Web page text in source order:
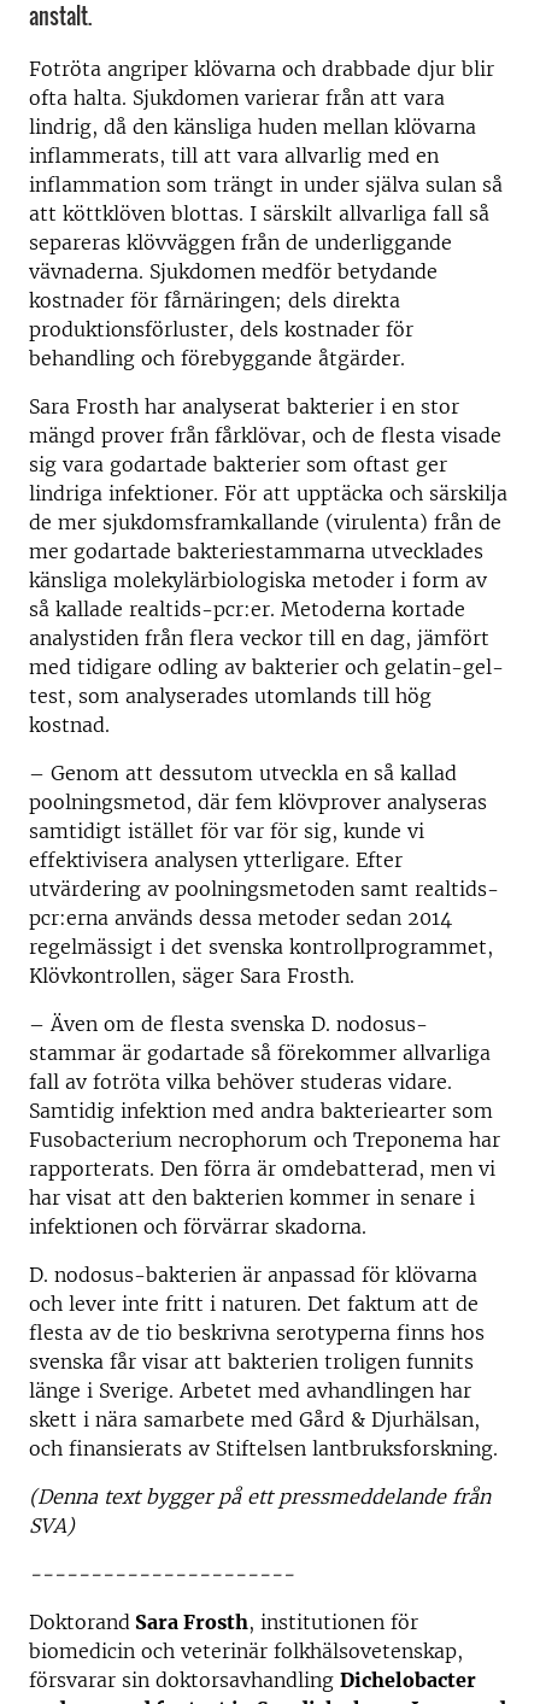
anstalt.
Fotröta angriper klövarna och drabbade djur blir
ofta halta. Sjukdomen varierar från att vara
lindrig, då den känsliga huden mellan klövarna
inflammerats, till att vara allvarlig med en
inflammation som trängt in under själva sulan så
att köttklöven blottas. I särskilt allvarliga fall så
separeras klövväggen från de underliggande
vävnaderna. Sjukdomen medför betydande
kostnader för fårnäringen; dels direkta
produktionsförluster, dels kostnader för
behandling och förebyggande åtgärder.
Sara Frosth har analyserat bakterier i en stor
mängd prover från fårklövar, och de flesta visade
sig vara godartade bakterier som oftast ger
lindriga infektioner. För att upptäcka och särskilja
de mer sjukdomsframkallande (virulenta) från de
mer godartade bakteriestammarna utvecklades
känsliga molekylärbiologiska metoder i form av
så kallade realtids-pcr:er. Metoderna kortade
analystiden från flera veckor till en dag, jämfört
med tidigare odling av bakterier och gelatin-gel-
test, som analyserades utomlands till hög
kostnad.
– Genom att dessutom utveckla en så kallad
poolningsmetod, där fem klövprover analyseras
samtidigt istället för var för sig, kunde vi
effektivisera analysen ytterligare. Efter
utvärdering av poolningsmetoden samt realtids-
pcr:erna används dessa metoder sedan 2014
regelmässigt i det svenska kontrollprogrammet,
Klövkontrollen, säger Sara Frosth.
– Även om de flesta svenska D. nodosus-
stammar är godartade så förekommer allvarliga
fall av fotröta vilka behöver studeras vidare.
Samtidig infektion med andra bakteriearter som
Fusobacterium necrophorum och Treponema har
rapporterats. Den förra är omdebatterad, men vi
har visat att den bakterien kommer in senare i
infektionen och förvärrar skadorna.
D. nodosus-bakterien är anpassad för klövarna
och lever inte fritt i naturen. Det faktum att de
flesta av de tio beskrivna serotyperna finns hos
svenska får visar att bakterien troligen funnits
länge i Sverige. Arbetet med avhandlingen har
skett i nära samarbete med Gård & Djurhälsan,
och finansierats av Stiftelsen lantbruksforskning.
(Denna text bygger på ett pressmeddelande från
SVA)
----------------------
Doktorand Sara Frosth, institutionen för
biomedicin och veterinär folkhälsovetenskap,
försvarar sin doktorsavhandling Dichelobacter